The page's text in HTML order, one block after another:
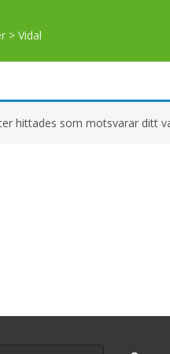
> Vidal
hittades som motsvarar ditt